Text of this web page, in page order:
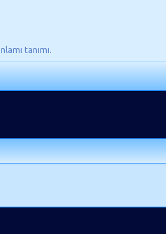
tanımı.